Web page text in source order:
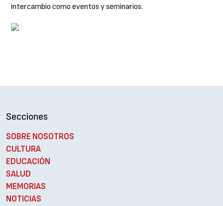
intercambio como eventos y seminarios.
Secciones
SOBRE NOSOTROS
CULTURA
EDUCACIÓN
SALUD
MEMORIAS
NOTICIAS